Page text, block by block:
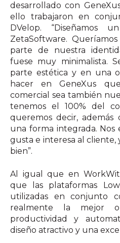
desarrollado con
ello trabajaron en
DVelop. “Diseñamos
ZetaSoftware.
parte de nuestra
fuese muy minimalista.
parte estética y en una
hacer en GeneXus
comercial sea también
tenemos el 100% del
queremos decir,
una forma integrada.
gusta e interesa al
bien”.
Al igual que en
que las plataformas
utilizadas en conjunto
realmente la mejor
productividad y
diseño atractivo y una